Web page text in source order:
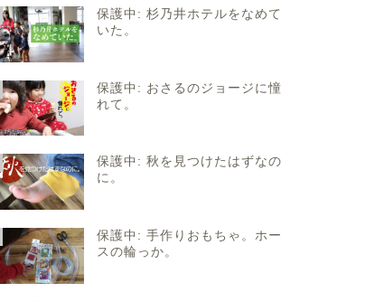
保護中: 杉乃井ホテルをなめて
いた。
保護中: おさるのジョージに憧
れて。
保護中: 秋を見つけたはずなの
に。
保護中: 手作りおもちゃ。ホー
スの輪っか。